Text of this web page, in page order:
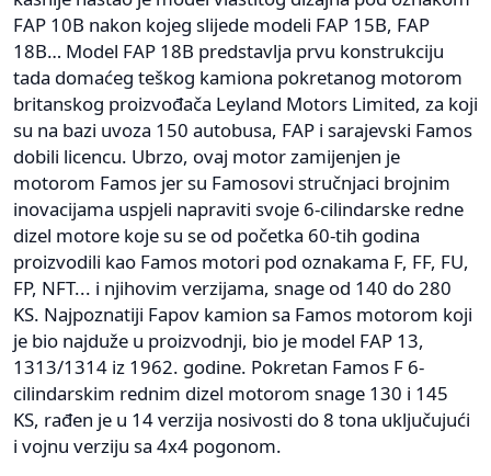
FAP 10B nakon kojeg slijede modeli FAP 15B, FAP
18B… Model FAP 18B predstavlja prvu konstrukciju
tada domaćeg teškog kamiona pokretanog motorom
britanskog proizvođača Leyland Motors Limited, za koji
su na bazi uvoza 150 autobusa, FAP i sarajevski Famos
dobili licencu. Ubrzo, ovaj motor zamijenjen je
motorom Famos jer su Famosovi stručnjaci brojnim
inovacijama uspjeli napraviti svoje 6-cilindarske redne
dizel motore koje su se od početka 60-tih godina
proizvodili kao Famos motori pod oznakama F, FF, FU,
FP, NFT... i njihovim verzijama, snage od 140 do 280
KS. Najpoznatiji Fapov kamion sa Famos motorom koji
je bio najduže u proizvodnji, bio je model FAP 13,
1313/1314 iz 1962. godine. Pokretan Famos F 6-
cilindarskim rednim dizel motorom snage 130 i 145
KS, rađen je u 14 verzija nosivosti do 8 tona uključujući
i vojnu verziju sa 4x4 pogonom.